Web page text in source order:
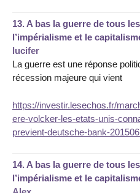
13. A bas la guerre de tous
l’impérialisme et le
lucifer
La guerre est une réponse
récession majeure qui vient
https://investir.lesechos.fr/
ere-volcker-les-etats-unis-
previent-deutsche-bank-
14.A bas la guerre de tous
l’impérialisme et le